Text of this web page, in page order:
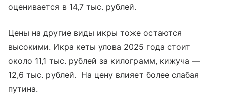
оценивается в 14,7 тыс. рублей.
Цены на другие виды икры тоже остаются
высокими. Икра кеты улова 2025 года стоит
около 11,1 тыс. рублей за килограмм, кижуча —
12,6 тыс. рублей. На цену влияет более слабая
путина.